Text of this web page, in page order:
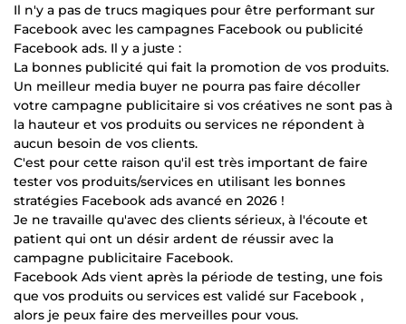
Il n'y a pas de trucs magiques pour être performant sur
Facebook avec les campagnes Facebook ou publicité
Facebook ads. Il y a juste :
La bonnes publicité qui fait la promotion de vos produits.
Un meilleur media buyer ne pourra pas faire décoller
votre campagne publicitaire si vos créatives ne sont pas à
la hauteur et vos produits ou services ne répondent à
aucun besoin de vos clients.
C'est pour cette raison qu'il est très important de faire
tester vos produits/services en utilisant les bonnes
stratégies Facebook ads avancé en 2026 !
Je ne travaille qu'avec des clients sérieux, à l'écoute et
patient qui ont un désir ardent de réussir avec la
campagne publicitaire Facebook.
Facebook Ads vient après la période de testing, une fois
que vos produits ou services est validé sur Facebook ,
alors je peux faire des merveilles pour vous.